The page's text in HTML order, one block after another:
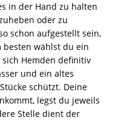
in der Hand zu halten
oder zu
schon aufgestellt sein,
besten wählst du ein
Hemden definitiv
und ein altes
schützt. Deine
legst du jeweils
Stelle dient der